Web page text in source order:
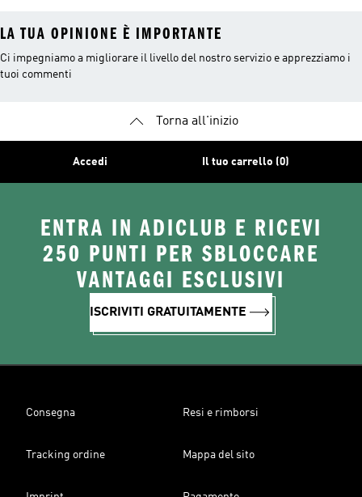
LA TUA OPINIONE È IMPORTANTE
Ci impegniamo a migliorare il livello del nostro servizio e apprezziamo i
tuoi commenti
Torna all'inizio
Accedi Il tuo carrello (0)
ENTRA IN ADICLUB E RICEVI
250 PUNTI PER SBLOCCARE
VANTAGGI ESCLUSIVI
ISCRIVITI GRATUITAMENTE
Consegna Resi e rimborsi
Tracking ordine Mappa del sito